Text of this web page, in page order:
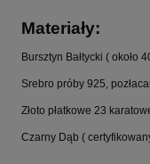
Materiały:
Bursztyn Bałtycki ( około
Srebro próby 925,
Złoto płatkowe 23
Czarny Dąb (